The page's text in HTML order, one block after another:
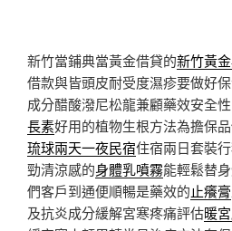
新竹當鋪典當黃金借貸的新竹黃
借款與皆頭皮耐受度濕疹要做好
成分醋酸潑尼松龍兼顧藥效安全
長素好用的植物生根方法為擔保
琉球兩天一夜民宿住宿兩日套裝
勁清涼感的身體乳噴霧能輕鬆替
們客戶到通便順暢是藥效的止癢膏
及抗炎成分緩解宮寒疼痛評估暖